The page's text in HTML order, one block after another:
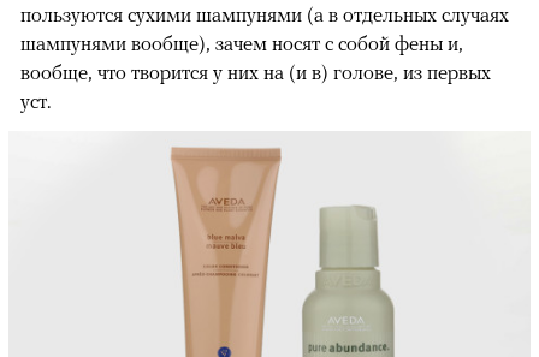
пользуются сухими шампунями (а в отдельных случаях
шампунями вообще), зачем носят с собой фены и,
вообще, что творится у них на (и в) голове, из первых
уст.